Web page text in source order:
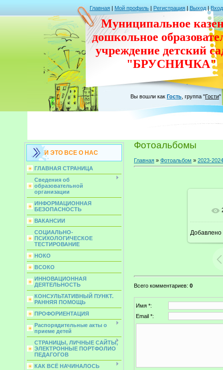
Главная | Мой профиль | Регистрация | Выход | Вход
Муниципальное
дошкольное
учреждение детский
"БРУСНИЧКА"
Вы вошли как Гость группа "Гости"
И ЭТО ВСЕ О НАС
ГЛАВНАЯ СТРАНИЦА
Сведения об
образовательной
организации
ИНФОРМАЦИОННАЯ
БЕЗОПАСНОСТЬ
ВАКАНСИИ
СОЦИАЛЬНО-
ПСИХОЛОГИЧЕСКОЕ
ТЕСТИРОВАНИЕ
НОКО
ВСОКО
ИННОВАЦИОННАЯ
ДЕЯТЕЛЬНОСТЬ
КОНСУЛЬТАТИВНЫЙ ПУНКТ.
РАННЯЯ ПОМОЩЬ
ПРОФОРИЕНТАЦИЯ
Распорядительные акты о
приеме детей
СТРАНИЦЫ, ЛИЧНЫЕ САЙТЫ,
ЭЛЕКТРОННЫЕ ПОРТФОЛИО
ПЕДАГОГОВ
КАК ВСЁ НАЧИНАЛОСЬ
Фотоальбомы
Главная » Фотоальбом » 2023-2024
В
Добавлено
Всего комментариев: 0
Имя *:
Email *: